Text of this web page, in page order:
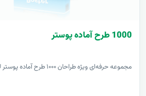
1000 طرح آماده پوستر
مجموعه حرفه‌ای ویژه طراحان ۱۰۰۰ طرح آماده پوستر لایه‌باز فتوشاپ ..